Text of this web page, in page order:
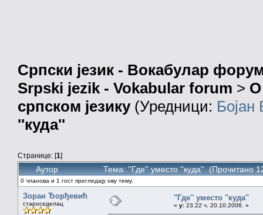
Српски језик - Вокабулар
Srpski jezik - Vokabular forum > О
српском језику(Уредници:
''куда''
Странице: [1]
Аутор Тема: ''Где'' уместо ''куда'' (Прочитано
0 чланова и 1 гост прегледају ову тему.
Зоран Ђорђевић
староседелац
''Где'' уместо ''куда''
« у: 23.22 ч. 20.10.2006. »